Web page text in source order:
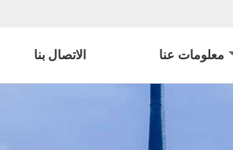
الاتصال بنا معلومات عنا